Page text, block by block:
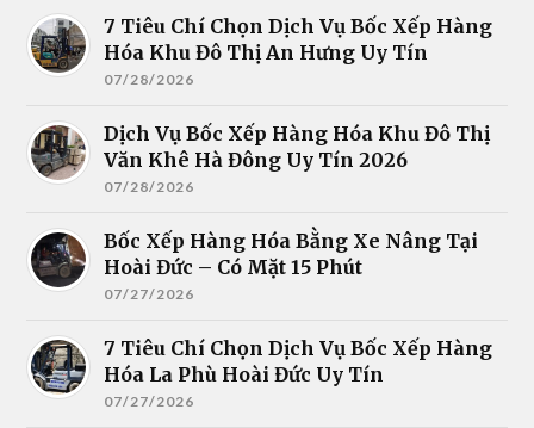
7 Tiêu Chí Chọn Dịch Vụ Bốc Xếp Hàng
Hóa Khu Đô Thị An Hưng Uy Tín
07/28/2026
Dịch Vụ Bốc Xếp Hàng Hóa Khu Đô Thị
Văn Khê Hà Đông Uy Tín 2026
07/28/2026
Bốc Xếp Hàng Hóa Bằng Xe Nâng Tại
Hoài Đức – Có Mặt 15 Phút
07/27/2026
7 Tiêu Chí Chọn Dịch Vụ Bốc Xếp Hàng
Hóa La Phù Hoài Đức Uy Tín
07/27/2026